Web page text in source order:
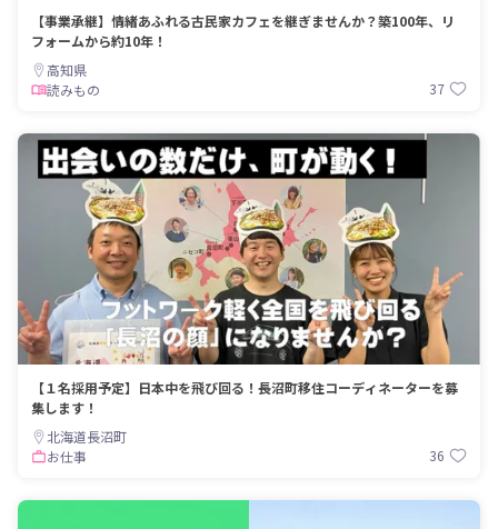
【事業承継】情緒あふれる古民家カフェを継ぎませんか？築100年、リ
フォームから約10年！
高知県
読みもの
37
【１名採用予定】日本中を飛び回る！長沼町移住コーディネーターを募
集します！
北海道長沼町
お仕事
36